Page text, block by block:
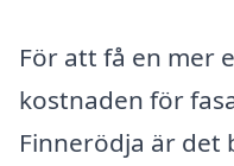
För att få en mer
kostnaden för
Finnerödja är